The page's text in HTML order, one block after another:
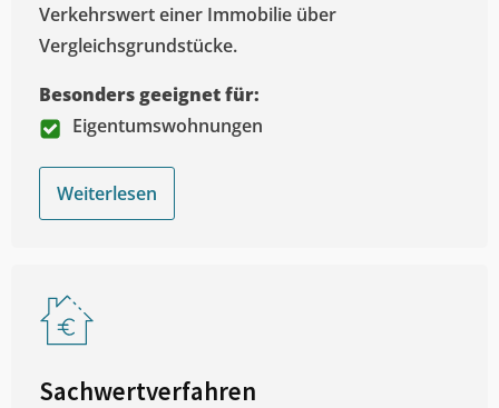
Verkehrswert einer Immobilie über
Vergleichsgrundstücke.
Besonders geeignet für:
Eigentumswohnungen
Weiterlesen
Sachwertverfahren